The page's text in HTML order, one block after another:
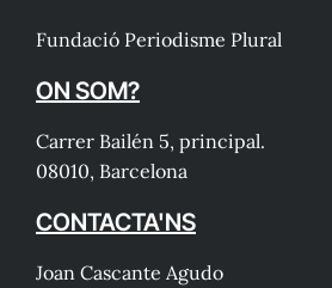
Fundació Periodisme Plural
ON SOM?
Carrer Bailén 5, principal.
08010, Barcelona
CONTACTA'NS
Joan Cascante Agudo